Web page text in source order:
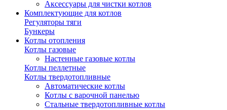
Аксессуары для чистки котлов
Комплектующие для котлов
Регуляторы тяги
Бункеры
Котлы отопления
Котлы газовые
Настенные газовые котлы
Котлы пеллетные
Котлы твердотопливные
Автоматические котлы
Котлы с варочной панелью
Стальные твердотопливные котлы